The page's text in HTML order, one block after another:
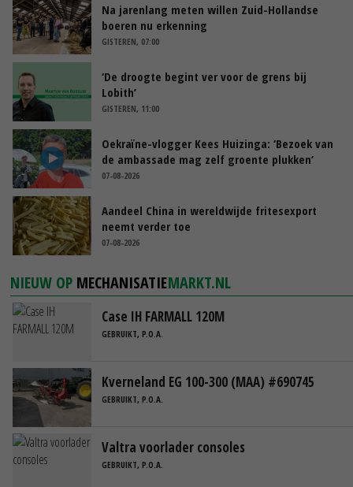
Na jarenlang meten willen Zuid-Hollandse
boeren nu erkenning
GISTEREN, 07:00
‘De droogte begint ver voor de grens bij
Lobith’
GISTEREN, 11:00
Oekraïne-vlogger Kees Huizinga: ‘Bezoek van
de ambassade mag zelf groente plukken’
07-08-2026
Aandeel China in wereldwijde fritesexport
neemt verder toe
07-08-2026
NIEUW OP MECHANISATIEMARKT.NL
Case IH FARMALL 120M
GEBRUIKT, P.O.A.
Kverneland EG 100-300 (MAA) #690745
GEBRUIKT, P.O.A.
Valtra voorlader consoles
GEBRUIKT, P.O.A.